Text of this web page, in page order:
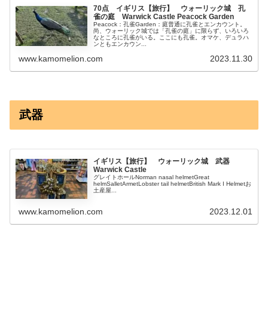
70点 イギリス【旅行】 ウォーリック城 孔
雀の庭 Warwick Castle Peacock Garden
Peacock：孔雀Garden：庭普通に孔雀とエンカウント。
尚、ウォーリック城では「孔雀の庭」に限らず、いろいろ
なところに孔雀がいる。ここにも孔雀。オマケ、デュラハ
ンともエンカウン...
www.kamomelion.com 2023.11.30
武器
イギリス【旅行】 ウォーリック城 武器
Warwick Castle
グレイトホールNorman nasal helmetGreat
helmSalletArmetLobster tail helmetBritish Mark I Helmetお
土産屋...
www.kamomelion.com 2023.12.01